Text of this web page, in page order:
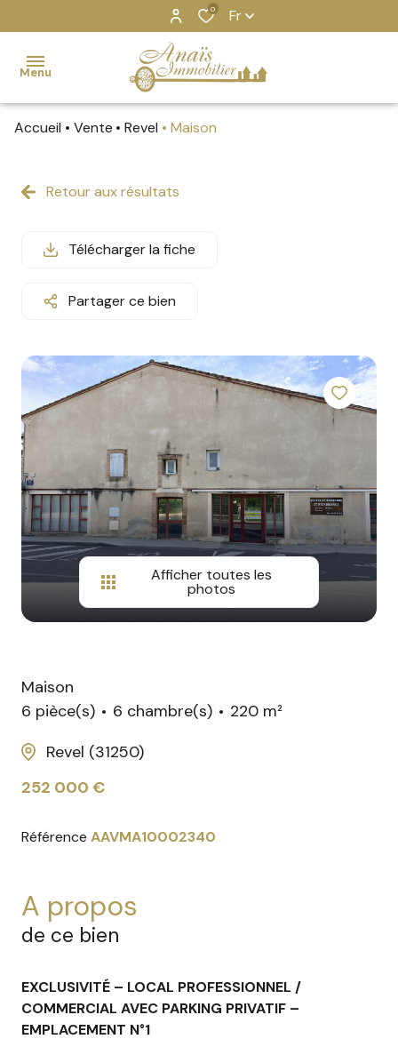
0 Fr
Menu
Ventes
MAISONS
APPARTEMENTS
IMMEUBLES
VENDUS
MAISONS
APPARTEMENTS
Locations
Nos
agences
GRUISSAN
REVEL
Google
Gruissan
Revel
Accueil Vente Revel Maison
Retour aux résultats
Télécharger la fiche
Partager ce bien
Afficher toutes les
photos
Maison
6 pièce(s)
6 chambre(s)
220 m²
Revel (31250)
252 000 €
Référence AAVMA10002340
a propos
de ce bien
EXCLUSIVITÉ – LOCAL PROFESSIONNEL /
COMMERCIAL AVEC PARKING PRIVATIF –
EMPLACEMENT N°1